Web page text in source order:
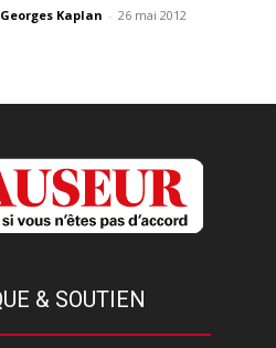
Georges Kaplan - 26 mai 2012
& SOUTIEN